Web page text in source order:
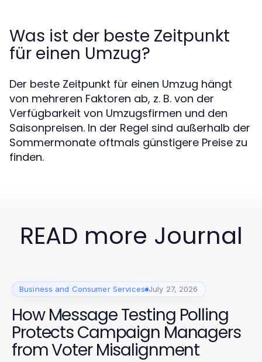
Was ist der beste Zeitpunkt
für einen Umzug?
Der beste Zeitpunkt für einen Umzug hängt
von mehreren Faktoren ab, z. B. von der
Verfügbarkeit von Umzugsfirmen und den
Saisonpreisen. In der Regel sind außerhalb der
Sommermonate oftmals günstigere Preise zu
finden.
READ more Journal
Business and Consumer Services July 27, 2026
How Message Testing Polling
Protects Campaign Managers
from Voter Misalignment